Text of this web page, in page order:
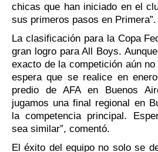
chicas que han iniciado en el
sus primeros pasos en Primera”.
La clasificación para la Copa
gran logro para All Boys.
exacto de la competición aún
espera que se realice en
predio de AFA en Buenos
jugamos una final regional en
la competencia principal.
sea similar”, comentó.
El éxito del equipo no solo se